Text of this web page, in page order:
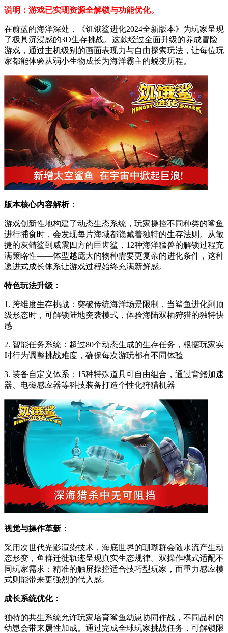
说明：游戏已实现资源全解锁与功能优化。
在蔚蓝的海洋深处，《饥饿鲨进化2024全新版本》为玩家呈现
了极具沉浸感的3D生存挑战。这款经过全面升级的养成冒险
游戏，通过主机级别的画面表现力与自由探索玩法，让每位玩
家都能体验从弱小生物成长为海洋霸主的蜕变历程。
版本核心内容解析：
游戏创新性地构建了动态生态系统，玩家操控不同种类的鲨鱼
进行捕食时，会发现每片海域都隐藏着独特的生存法则。从敏
捷的灰鲭鲨到威震四方的巨齿鲨，12种海洋猛兽的解锁过程充
满策略性——体型越庞大的物种需要更复杂的进化条件，这种
递进式成长体系让游戏过程始终充满新鲜感。
特色玩法升级：
1. 跨维度生存挑战：突破传统海洋场景限制，当鲨鱼进化到顶
级形态时，可解锁陆地突袭模式，体验海陆双栖狩猎的独特快
感
2. 智能任务系统：超过80个动态生成的生存任务，根据玩家实
时行为调整挑战难度，确保每次游玩都有不同体验
3. 装备自定义体系：15种特殊道具可自由组合，通过背鳍加速
器、电磁感应器等科技装备打造个性化狩猎机器
视觉与操作革新：
采用次世代光影渲染技术，海底世界的珊瑚群会随水流产生动
态形变，鱼群迁徙轨迹呈现真实生态规律。双操作模式适配不
同玩家需求：精准的触屏操控适合技巧型玩家，而重力感应模
式则能带来更强烈的代入感。
成长系统优化：
独特的共生系统允许玩家培育鲨鱼幼崽协同作战，不同品种的
幼崽会带来属性加成。通过完成全球玩家挑战任务，可解锁限